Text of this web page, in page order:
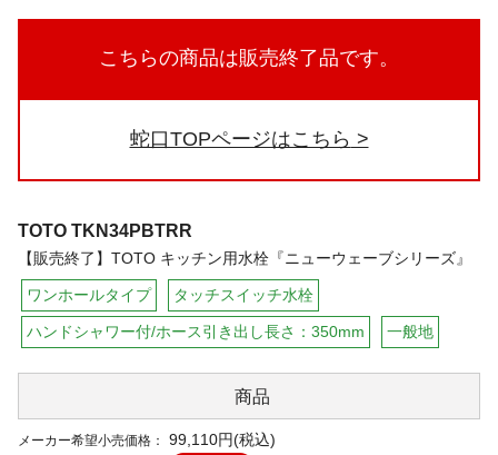
こちらの商品は販売終了品です。
蛇口TOPページはこちら
TOTO TKN34PBTRR
【販売終了】TOTO キッチン用水栓『ニューウェーブシリーズ』
ワンホールタイプ タッチスイッチ水栓
ハンドシャワー付/ホース引き出し長さ：350mm 一般地
商品
メーカー希望小売価格：
99,110円(税込)